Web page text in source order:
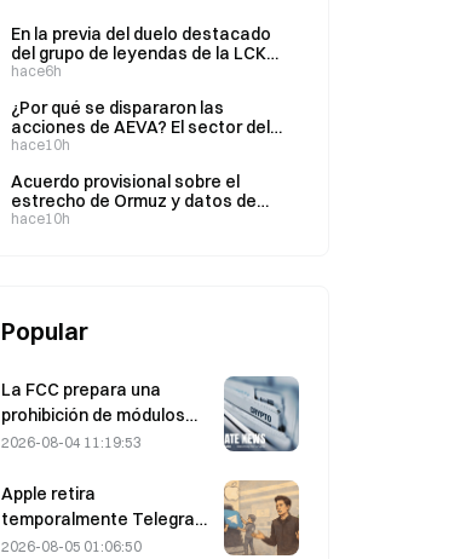
En la previa del duelo destacado
del grupo de leyendas de la LCK
entre KT y GEN, ¿cómo valora el
las probabilidades de victoria del
32 % frente al 69 %?
hace6h
¿Por qué se dispararon las
acciones de AEVA? El sector del
lidar cobra fuerza: análisis
negocio de AEVA
hace10h
Acuerdo provisional sobre el
estrecho de Ormuz y datos de
empleo no agrícola en el
hace10h
Popular
La FCC prepara una
prohibición de módulos
ópticos chinos para
se enfrenta a un impacto
del 27% en su cuota de
mercado
2026-08-04 11:19:53
Apple retira
temporalmente Telegram
por CSAM; Dúrov lo niega
2026-08-05 01:06:50